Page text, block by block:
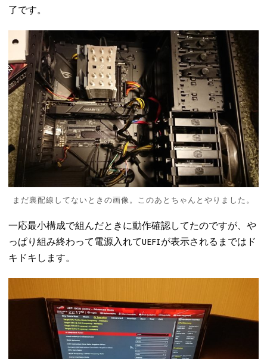
了です。
まだ裏配線してないときの画像。このあとちゃんとやりました。
一応最小構成で組んだときに動作確認してたのですが、や
っぱり組み終わって電源入れてUEFIが表示されるまではド
キドキします。